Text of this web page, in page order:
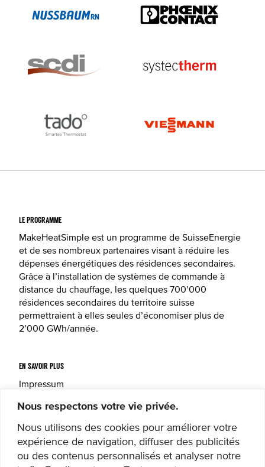
Nous respectons votre vie privée.
Nous utilisons des cookies pour améliorer votre
expérience de navigation, diffuser des publicités
ou des contenus personnalisés et analyser notre
LE PROGRAMME
MakeHeatSimple est un programme de SuisseEnergie
et de ses nombreux partenaires visant à réduire les
dépenses énergétiques des résidences secondaires.
Grâce à l’installation de systèmes de commande à
distance du chauffage, les quelques 700’000
résidences secondaires du territoire suisse
permettraient à elles seules d’économiser plus de
2’000 GWh/année.
EN SAVOIR PLUS
Impressum
SUIVEZ-NOUS
Facebook